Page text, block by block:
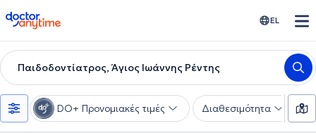
doctoranytime EL
Παιδοδοντίατρος, Άγιος Ιωάννης Ρέντης
DO+ Προνομιακές τιμές Διαθεσιμότητα